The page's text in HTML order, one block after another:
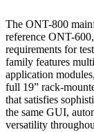
The ONT-800
reference ONT-
requirements for
family features
application
full 19” rack-
that satisfies
the same GUI,
versatility